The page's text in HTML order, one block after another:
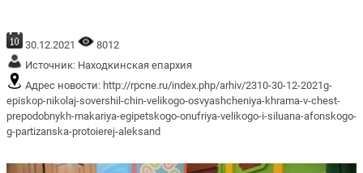
30.12.2021
8012
Источник: Находкинская епархия
Адрес новости: http://rpcne.ru/index.php/arhiv/2310-30-12-2021g-
episkop-nikolaj-sovershil-chin-velikogo-osvyashcheniya-khrama-v-chest-
prepodobnykh-makariya-egipetskogo-onufriya-velikogo-i-siluana-afonskogo-
g-partizanska-protoierej-aleksand